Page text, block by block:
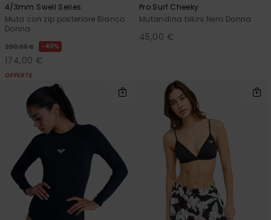
4/3mm Swell Series
Muta con zip posteriore Bianco
Donna
290,00 € 40%
174,00 €
OFFERTE
Pro Surf Cheeky
Mutandina bikini Nero Donna
45,00 €